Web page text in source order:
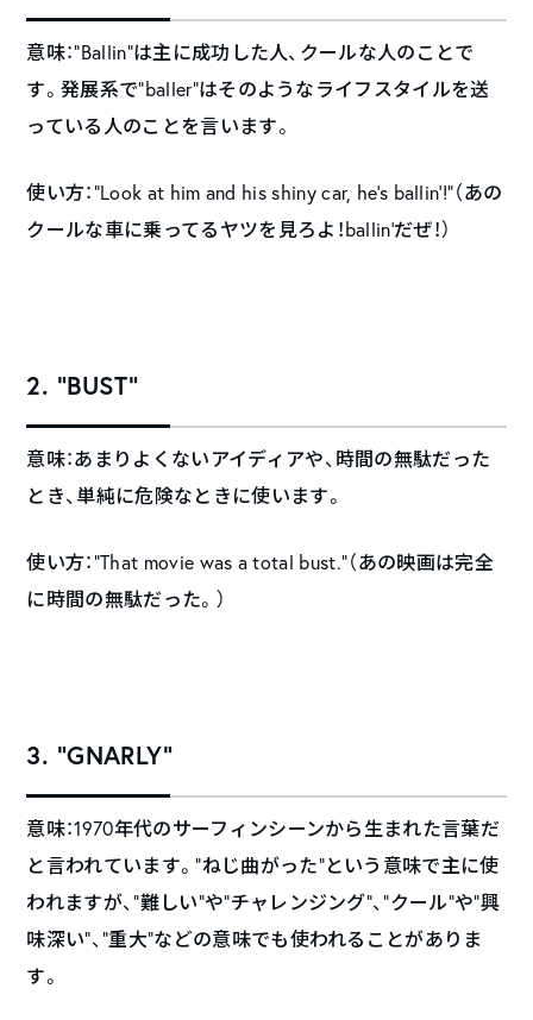
意味：“Ballin”は主に成功した人、クールな人のことで
す。発展系で“baller”はそのようなライフスタイルを送
っている人のことを言います。
使い方：“Look at him and his shiny car, he’s ballin’!”（あの
クールな車に乗ってるヤツを見ろよ！ballin’だぜ！）
2. “BUST”
意味：あまりよくないアイディアや、時間の無駄だった
とき、単純に危険なときに使います。
使い方：“That movie was a total bust.”（あの映画は完全
に時間の無駄だった。）
3. “GNARLY”
意味：1970年代のサーフィンシーンから生まれた言葉だ
と言われています。“ねじ曲がった”という意味で主に使
われますが、“難しい”や“チャレンジング”、“クール”や“興
味深い”、“重大”などの意味でも使われることがありま
す。